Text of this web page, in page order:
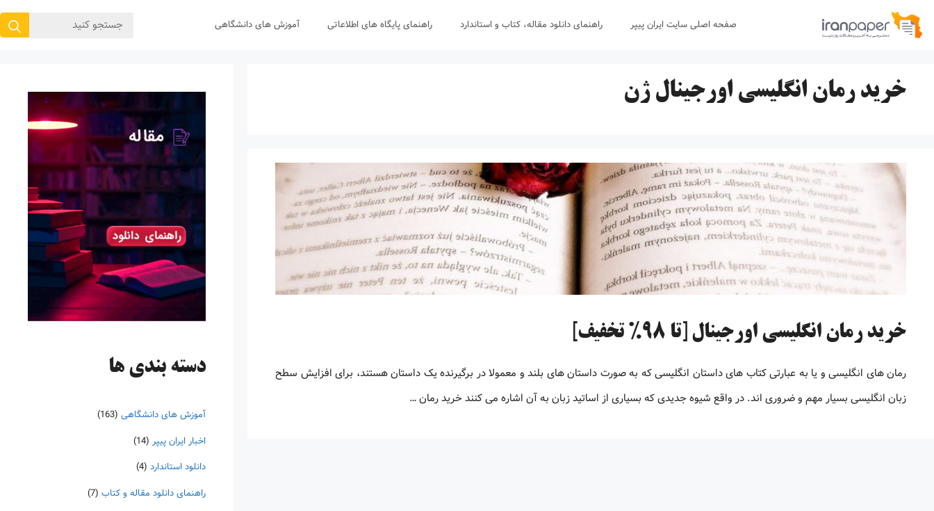
پرش
صفحه اصلی سایت ایران پیپر راهنمای دانلود مقاله، کتاب و استاندارد راهنمای پایگاه های اطلاعاتی آموزش های دانشگاهی
جستجوی
خرید رمان انگلیسی اورجینال ژن
خرید رمان انگلیسی اورجینال [تا 98% تخفیف]
رمان های انگلیسی و یا به عبارتی کتاب های داستان انگلیسی که به صورت داستان های بلند و معمولا در برگیرنده یک داستان هستند، برای افزایش سطح
زبان انگلیسی بسیار مهم و ضروری اند. در واقع شیوه جدیدی که بسیاری از اساتید زبان به آن اشاره می کنند خرید رمان …
دسته‌ بندی ها
آموزش های دانشگاهی (163)
اخبار ایران پیپر (14)
دانلود استاندارد (4)
راهنمای دانلود مقاله و کتاب (7)